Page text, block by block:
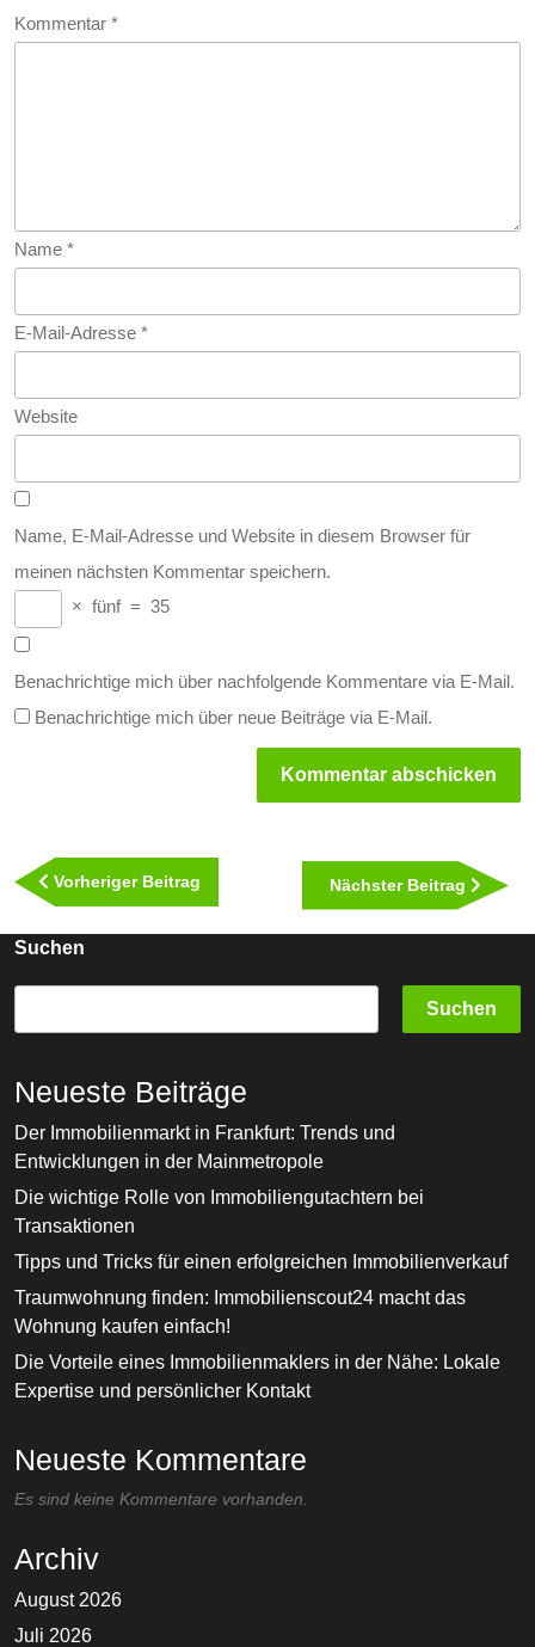
Kommentar *
Name *
E-Mail-Adresse *
Website
Name, E-Mail-Adresse und Website in diesem Browser für
meinen nächsten Kommentar speichern.
× fünf = 35
Benachrichtige mich über nachfolgende Kommentare via E-Mail.
Benachrichtige mich über neue Beiträge via E-Mail.
Vorheriger Beitrag
Beitrag
Nächster Beitrag
Suchen
Suchen
Neueste Beiträge
Der Immobilienmarkt in Frankfurt: Trends und
Entwicklungen in der Mainmetropole
Die wichtige Rolle von Immobiliengutachtern bei
Transaktionen
Tipps und Tricks für einen erfolgreichen Immobilienverkauf
Traumwohnung finden: Immobilienscout24 macht das
Wohnung kaufen einfach!
Die Vorteile eines Immobilienmaklers in der Nähe: Lokale
Expertise und persönlicher Kontakt
Neueste Kommentare
Es sind keine Kommentare vorhanden.
Archiv
August 2026
Juli 2026